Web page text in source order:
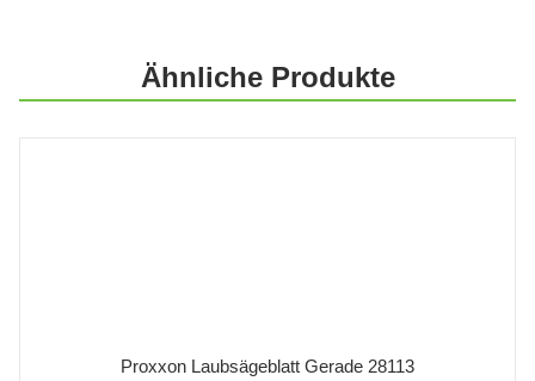
Ähnliche Produkte
Proxxon Laubsägeblatt Gerade 28113